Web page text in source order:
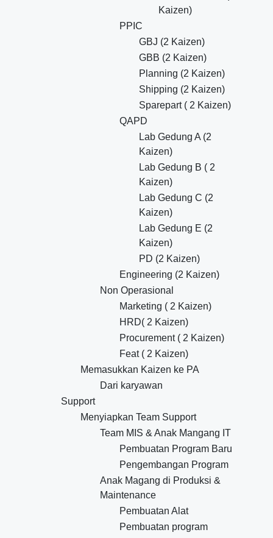
Kaizen)
PPIC
GBJ (2 Kaizen)
GBB (2 Kaizen)
Planning (2 Kaizen)
Shipping (2 Kaizen)
Sparepart ( 2 Kaizen)
QAPD
Lab Gedung A (2
Kaizen)
Lab Gedung B ( 2
Kaizen)
Lab Gedung C (2
Kaizen)
Lab Gedung E (2
Kaizen)
PD (2 Kaizen)
Engineering (2 Kaizen)
Non Operasional
Marketing ( 2 Kaizen)
HRD( 2 Kaizen)
Procurement ( 2 Kaizen)
Feat ( 2 Kaizen)
Memasukkan Kaizen ke PA
Dari karyawan
Support
Menyiapkan Team Support
Team MIS & Anak Mangang IT
Pembuatan Program Baru
Pengembangan Program
Anak Magang di Produksi &
Maintenance
Pembuatan Alat
Pembuatan program